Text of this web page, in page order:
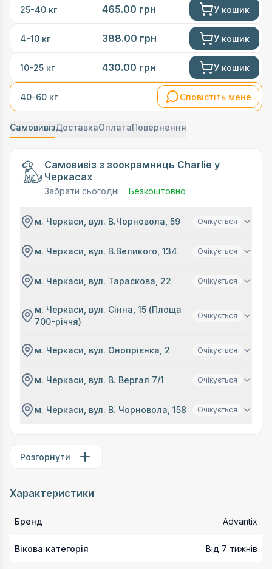
25-40 кг 465.00 грн У кошик
4-10 кг 388.00 грн У кошик
10-25 кг 430.00 грн У кошик
40-60 кг Сповістіть мене
СамовивізДоставкаОплатаПовернення
Самовивіз з зоокрамниць Charlie у
Черкасах
Забрати сьогодні Безкоштовно
м. Черкаси, вул. В.Чорновола, 59 Очікується
м. Черкаси, вул. В.Великого, 134 Очікується
м. Черкаси, вул. Тараскова, 22 Очікується
м. Черкаси, вул. Сінна, 15 (Площа
700-річчя)
Очікується
м. Черкаси, вул. Онопрієнка, 2 Очікується
м. Черкаси, вул. В. Вергая 7/1 Очікується
м. Черкаси, вул. В. Чорновола, 158 Очікується
Розгорнути
Характеристики
Бренд Advantix
Вікова категорія Від 7 тижнів